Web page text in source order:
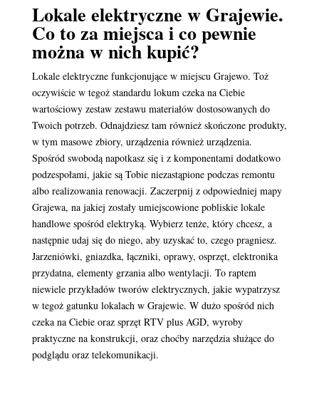
Lokale elektryczne w Grajewie.
Co to za miejsca i co pewnie
można w nich kupić?
Lokale elektryczne funkcjonujące w miejscu Grajewo. Toż
oczywiście w tegoż standardu lokum czeka na Ciebie
wartościowy zestaw zestawu materiałów dostosowanych do
Twoich potrzeb. Odnajdziesz tam również skończone produkty,
w tym masowe zbiory, urządzenia również urządzenia.
Spośród swobodą napotkasz się i z komponentami dodatkowo
podzespołami, jakie są Tobie niezastąpione podczas remontu
albo realizowania renowacji. Zaczerpnij z odpowiedniej mapy
Grajewa, na jakiej zostały umiejscowione pobliskie lokale
handlowe spośród elektryką. Wybierz tenże, który chcesz, a
następnie udaj się do niego, aby uzyskać to, czego pragniesz.
Jarzeniówki, gniazdka, łączniki, oprawy, osprzęt, elektronika
przydatna, elementy grzania albo wentylacji. To raptem
niewiele przykładów tworów elektrycznych, jakie wypatrzysz
w tegoż gatunku lokalach w Grajewie. W dużo spośród nich
czeka na Ciebie oraz sprzęt RTV plus AGD, wyroby
praktyczne na konstrukcji, oraz choćby narzędzia służące do
podglądu oraz telekomunikacji.